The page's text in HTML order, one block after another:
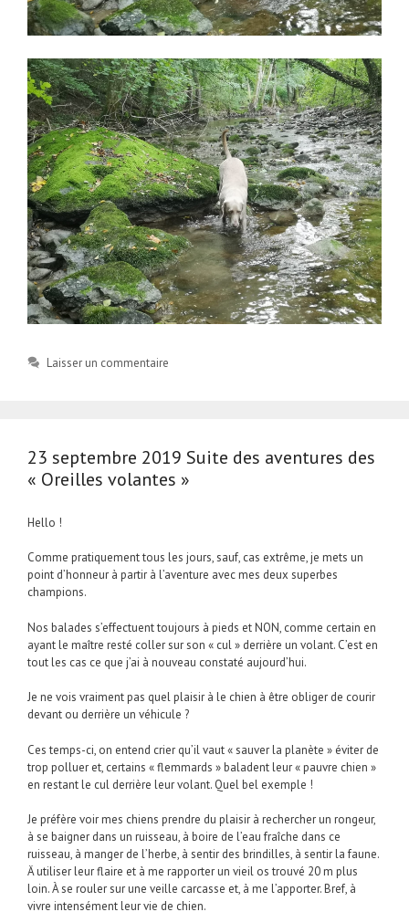
Laisser un commentaire
23 septembre 2019 Suite des aventures des
« Oreilles volantes »
Hello !
Comme pratiquement tous les jours, sauf, cas extrême, je mets un
point d’honneur à partir à l’aventure avec mes deux superbes
champions.
Nos balades s’effectuent toujours à pieds et NON, comme certain en
ayant le maître resté coller sur son « cul » derrière un volant. C’est en
tout les cas ce que j’ai à nouveau constaté aujourd’hui.
Je ne vois vraiment pas quel plaisir à le chien à être obliger de courir
devant ou derrière un véhicule ?
Ces temps-ci, on entend crier qu’il vaut « sauver la planète » éviter de
trop polluer et, certains « flemmards » baladent leur « pauvre chien »
en restant le cul derrière leur volant. Quel bel exemple !
Je préfère voir mes chiens prendre du plaisir à rechercher un rongeur,
à se baigner dans un ruisseau, à boire de l’eau fraîche dans ce
ruisseau, à manger de l’herbe, à sentir des brindilles, à sentir la faune.
Ä utiliser leur flaire et à me rapporter un vieil os trouvé 20 m plus
loin. À se rouler sur une veille carcasse et, à me l’apporter. Bref, à
vivre intensément leur vie de chien.